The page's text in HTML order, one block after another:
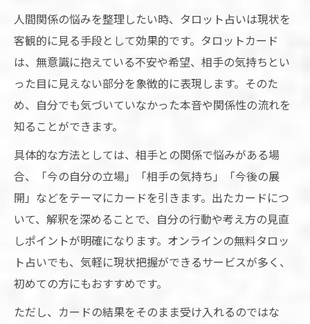
人間関係の悩みを整理したい時、タロット占いは現状を
客観的に見る手段として効果的です。タロットカード
は、無意識に抱えている不安や希望、相手の気持ちとい
った目に見えない部分を象徴的に表現します。そのた
め、自分でも気づいていなかった本音や関係性の流れを
知ることができます。
具体的な方法としては、相手との関係で悩みがある場
合、「今の自分の立場」「相手の気持ち」「今後の展
開」などをテーマにカードを引きます。出たカードにつ
いて、解釈を深めることで、自分の行動や考え方の見直
しポイントが明確になります。オンラインの無料タロッ
ト占いでも、気軽に現状把握ができるサービスが多く、
初めての方にもおすすめです。
ただし、カードの結果をそのまま受け入れるのではな